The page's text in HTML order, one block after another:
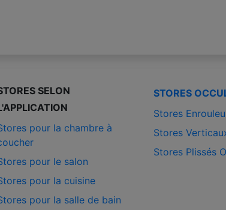
SELON
pour la chambre à
pour le salon
pour la cuisine
pour la salle de bain
STORES
Stores
Stores
Stores Plissés